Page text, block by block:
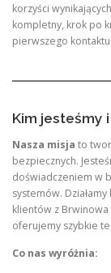
korzyści
kompletny, krok po
pierwszego
Kim jesteśmy
Nasza misja to
bezpiecznych.
doświadczeniem w
systemów.
klientów z
oferujemy szybkie
Co nas wyróżnia: